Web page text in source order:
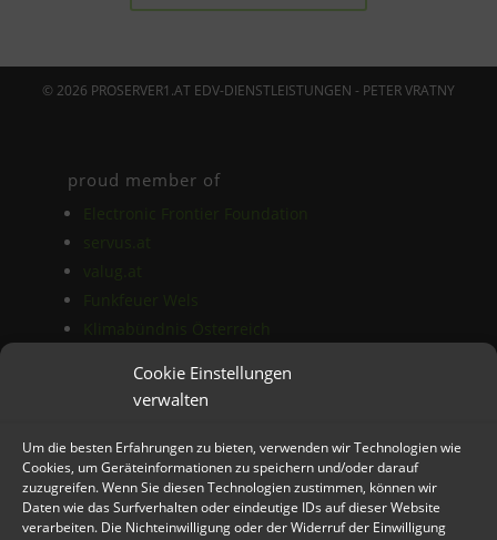
Cookie Einstellungen
verwalten
Um die besten Erfahrungen zu bieten, verwenden wir Technologien wie
Cookies, um Geräteinformationen zu speichern und/oder darauf
zuzugreifen. Wenn Sie diesen Technologien zustimmen, können wir
Daten wie das Surfverhalten oder eindeutige IDs auf dieser Website
verarbeiten. Die Nichteinwilligung oder der Widerruf der Einwilligung
© 2026 PROSERVER1.AT EDV-DIENSTLEISTUNGEN - PETER VRATNY
proud member of
Electronic Frontier Foundation
servus.at
valug.at
Funkfeuer Wels
Klimabündnis Österreich
Das Blog
Datenschutz
Impressum